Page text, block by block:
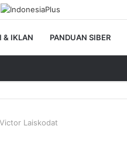
& IKLAN PANDUAN SIBER
Laiskodat